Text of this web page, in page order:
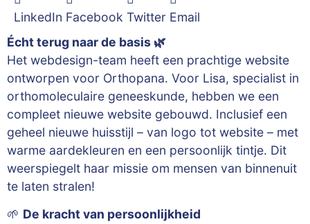
LinkedIn Facebook Twitter Email
Écht terug naar de basis 🌿
Het webdesign-team heeft een prachtige website
ontworpen voor Orthopana. Voor Lisa, specialist in
orthomoleculaire geneeskunde, hebben we een
compleet nieuwe website gebouwd. Inclusief een
geheel nieuwe huisstijl – van logo tot website – met
warme aardekleuren en een persoonlijk tintje. Dit
weerspiegelt haar missie om mensen van binnenuit
te laten stralen!
🌱 De kracht van persoonlijkheid